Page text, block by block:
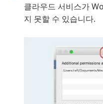
클라우드 서비스가
지 못할 수 있습니다.